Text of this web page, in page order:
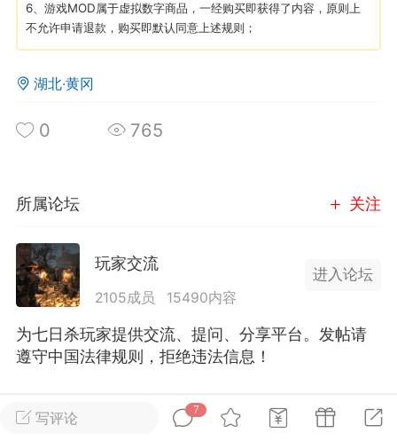
MOD下载 攻略教程 联机招募
大人
Lv.8
作弊模组的发布规范近期收到一些信息
环境，中文网特此发布以下声明，规范
模组的发布行为：1. *...
汉
72 2.21w
大人
Lv.8
写评论
7
6、游戏MOD属于虚拟数字商品，一经购买即获得了内容，原则上
不允许申请退款，购买即默认同意上述规则；
湖北·黄冈
0 765
所属论坛 关注
玩家交流
2105成员 15490内容
进入论坛
为七日杀玩家提供交流、提问、分享平台。发帖请
遵守中国法律规则，拒绝违法信息！
全部 7 正序